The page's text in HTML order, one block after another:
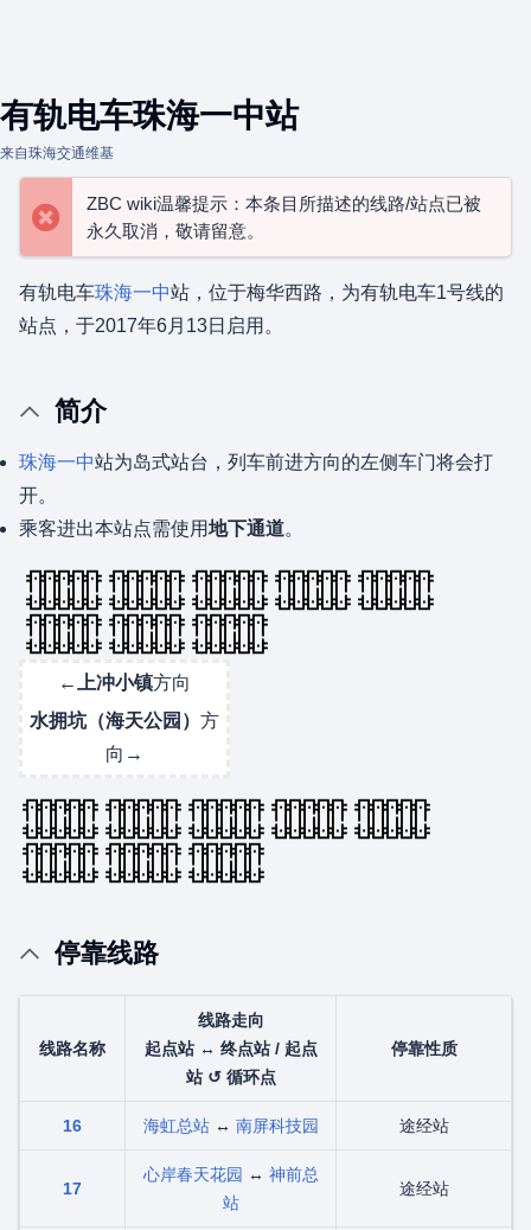
有轨电车珠海一中站
来自珠海交通维基
ZBC wiki温馨提示：本条目所描述的线路/站点已被
永久取消，敬请留意。
有轨电车珠海一中站，位于梅华西路，为有轨电车1号线的
站点，于2017年6月13日启用。
简介
珠海一中站为岛式站台，列车前进方向的左侧车门将会打
开。
乘客进出本站点需使用地下通道。
← 上冲小镇方向
水拥坑（海天公园） 方
向→
停靠线路
线路名称
线路走向
起点站 ↔ 终点站 / 起点
站 ↺ 循环点
停靠性质
16 海虹总站↔ 南屏科技园 途经站
17
心岸春天花园 ↔ 神前总
站
途经站